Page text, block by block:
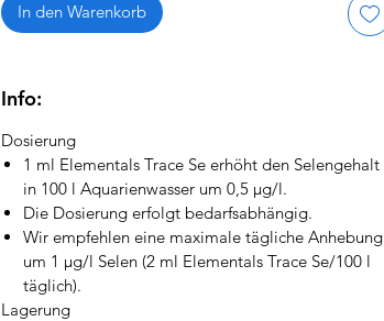
In den Warenkorb
Info:
Dosierung
1 ml Elementals Trace Se erhöht den Selengehalt
in 100 l Aquarienwasser um 0,5 µg/l.
Die Dosierung erfolgt bedarfsabhängig.
Wir empfehlen eine maximale tägliche Anhebung
um 1 µg/l Selen (2 ml Elementals Trace Se/100 l
täglich).
Lagerung